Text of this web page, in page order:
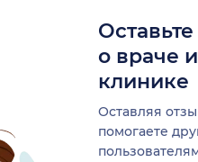
о враче
клинике
Оставляя
помогаете